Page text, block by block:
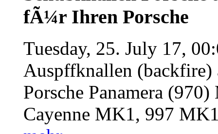
fÃ¼r Ihren Porsche
Tuesday, 25. July 17,
Auspffknallen
Porsche Panamera
Cayenne MK1, 997